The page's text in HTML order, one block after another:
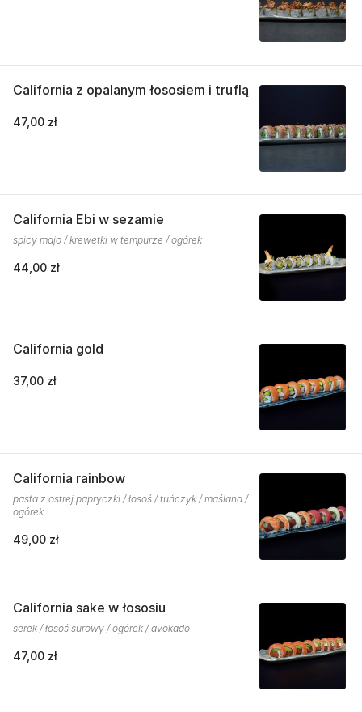
California z opalanym łososiem i truflą
47,00 zł
California Ebi w sezamie
spicy majo / krewetki w tempurze / ogórek
44,00 zł
California gold
37,00 zł
California rainbow
pasta z ostrej papryczki / łosoś / tuńczyk / maślana /
ogórek
49,00 zł
California sake w łososiu
serek / łosoś surowy / ogórek / avokado
47,00 zł